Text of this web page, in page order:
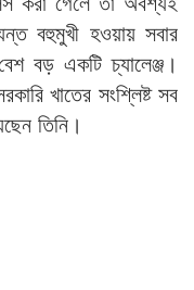
বহুমুখী হওয়ায় সবার
বড় একটি চ্যালেঞ্জ।
খাতের সংশ্লিষ্ট সব
তিনি।